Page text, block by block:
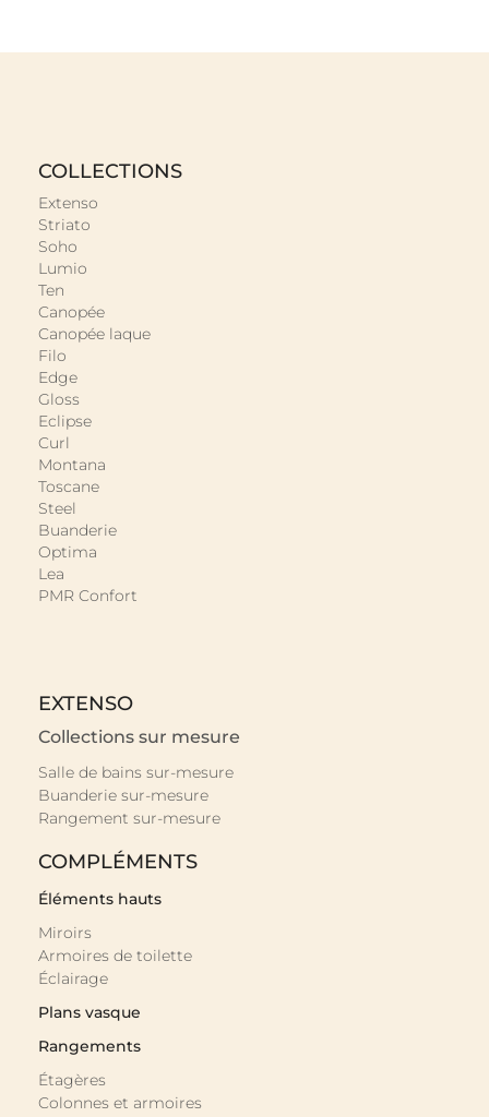
COLLECTIONS
Extenso
Striato
Soho
Lumio
Ten
Canopée
Canopée laque
Filo
Edge
Gloss
Eclipse
Curl
Montana
Toscane
Steel
Buanderie
Optima
Lea
PMR Confort
EXTENSO
Collections sur mesure
Salle de bains sur-mesure
Buanderie sur-mesure
Rangement sur-mesure
COMPLÉMENTS
Éléments hauts
Miroirs
Armoires de toilette
Éclairage
Plans vasque
Rangements
Étagères
Colonnes et armoires